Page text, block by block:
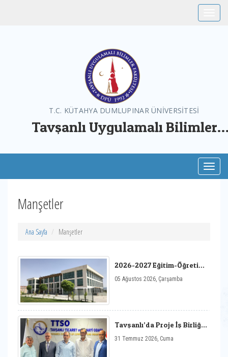
T.C. KÜTAHYA DUMLUPINAR ÜNİVERSİTESİ
Tavşanlı Uygulamalı Bilimler
Manşetler
Ana Sayfa Manşetler
2026-2027 Eğitim-Öğretim
Bilimler Fakültesi
05 Ağustos 2026, Çarşamba
Tavşanlı’da Proje İş Birliği
31 Temmuz 2026, Cuma